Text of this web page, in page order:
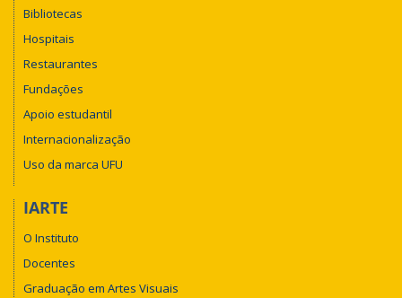
Bibliotecas
Hospitais
Restaurantes
Fundações
Apoio estudantil
Internacionalização
Uso da marca UFU
IARTE
O Instituto
Docentes
Graduação em Artes Visuais